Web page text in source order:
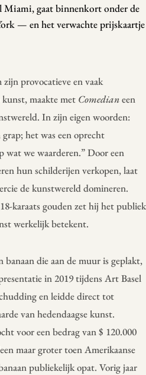
Miami, gaat binnenkort onder de
— en het verwachte prijskaartje
provocatieve en vaak
maakte met Comedianeen
In zijn eigen woorden:
grap; het was een oprecht
wat we waarderen.” Door een
hun schilderijen verkopen, laat
de kunstwereld domineren.
karaats gouden zet hij het publiek
werkelijk betekent.
banaan die aan de muur is geplakt,
in 2019 tijdens Art Basel
en leidde direct tot
van hedendaagse kunst.
voor een bedrag van $ 120.000
maar groter toen Amerikaanse
publiekelijk opat. Vorig jaar